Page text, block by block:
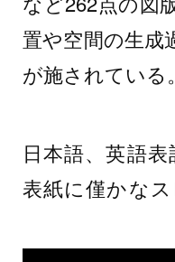
置や空間の生成
が施されている
日本語、英語表
表紙に僅かな